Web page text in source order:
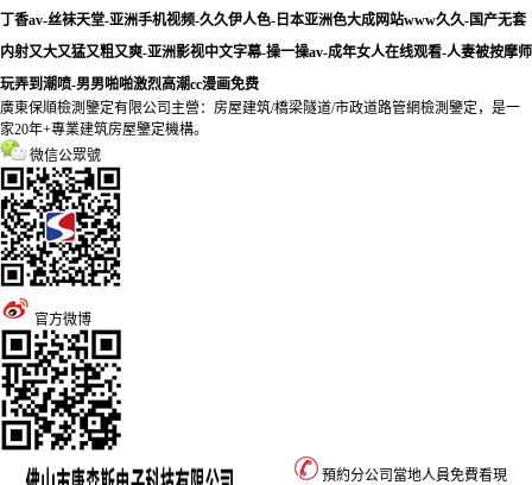
丁香av-丝袜天堂-亚洲手机视频-久久伊人色-日本亚洲色大成网站www久久-国产无套
内射又大又猛又粗又爽-亚洲影视中文字幕-操一操av-成年女人在线观看-人妻被按摩师
玩弄到潮喷-男男啪啪激烈高潮cc漫画免费
廣東保順檢測鑒定有限公司主營：房屋建筑/橋梁隧道/市政道路管網檢測鑒定，是一
家20年+專業建筑房屋鑒定機構。
微信公眾號
官方微博
預約分公司當地人員免費看現